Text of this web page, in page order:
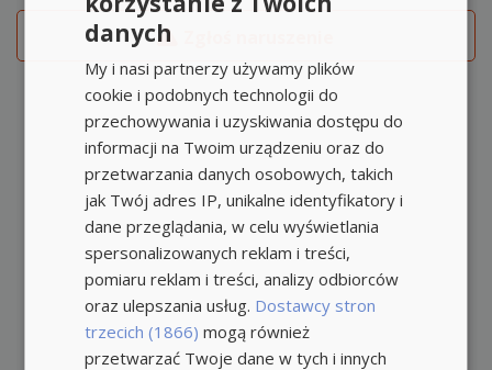
danych
My i nasi partnerzy używamy plików
cookie i podobnych technologii do
przechowywania i uzyskiwania dostępu do
informacji na Twoim urządzeniu oraz do
przetwarzania danych osobowych, takich
jak Twój adres IP, unikalne identyfikatory i
dane przeglądania, w celu wyświetlania
spersonalizowanych reklam i treści,
pomiaru reklam i treści, analizy odbiorców
oraz ulepszania usług. Dostawcy stron
trzecich (1866) mogą również
przetwarzać Twoje dane w tych i innych